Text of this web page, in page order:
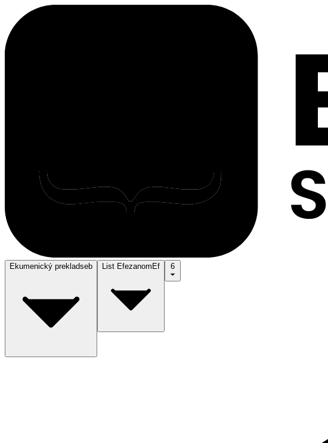
Ekumenický prekladseb List Efezanom Ef